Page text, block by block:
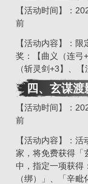
【活动时间】：
前
【活动内容】：
奖：【曲义（连弓
（斩灵剑+3】、
四、玄谋
【活动时间】：
前
【活动内容】：
家，将免费获得「
中，指定一项获得
（绑）」、「辛